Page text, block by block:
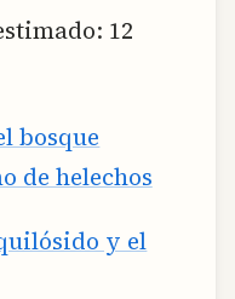
12
bosque
de helechos
y el